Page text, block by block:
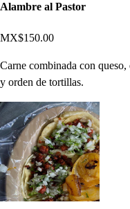
Alambre al Pastor
MX$150.00
Carne combinada con
y orden de tortillas.